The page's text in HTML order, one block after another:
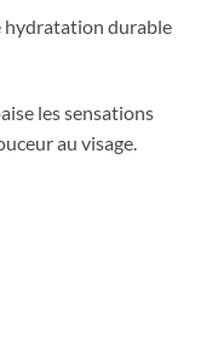
hydratation durable
les sensations
au visage.